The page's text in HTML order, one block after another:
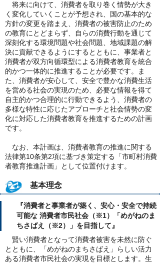
将来に向けて、消費者を取り巻く情勢が大き
く変化していくことが予想され、国の基本的な
方針の変更を踏まえ、消費者の被害防止のため
の教育にとどまらず、自らの消費行動を通じて
深刻化する環境問題や社会問題、地域課題の解
決に貢献できるようにするとともに、事業者と
消費者が双方向循環型による消費者教育を統合
的かつ一体的に推進することが必要です。ま
た、消費者が安心して、安全で豊かな消費生活
を営める社会の実現のため、必要な情報を得て
自主的かつ合理的に行動できるよう、消費者の
多様な特性に応じたアプローチと社会情勢の変
化に対応した消費者教育を推進するための計画
です。
なお、本計画は、消費者教育の推進に関する
法律第10条第2項に基づき策定する「市町村消費
者教育推進計画」として位置付けます。
基本理念
『消費者と事業者が築く、安心・安全で持続
可能な 消費者市民社会（※1）「めがねのま
ちさばえ（※2）」を目指して』
賢い消費者となって消費者被害を未然に防ぐ
とともに、「めがねのまちさばえ」らしい活力
ある消費者市民社会の実現を目標とします。生